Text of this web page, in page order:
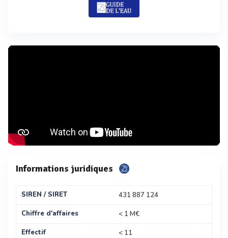
Informations juridiques
SIREN / SIRET
431 887 124
Chiffre d'affaires
< 1 M€
Effectif
< 11